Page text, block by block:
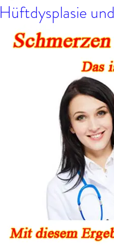
Hüftdysplasie